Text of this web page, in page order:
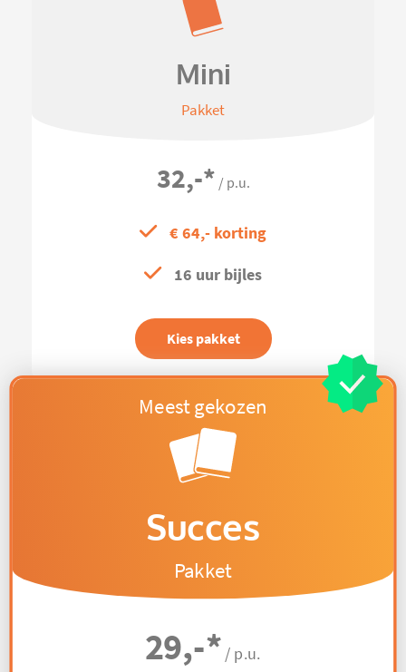
Mini
Pakket
32,-* / p.u.
€ 64,- korting
16 uur bijles
Kies pakket
Succes
Pakket
29,-* / p.u.